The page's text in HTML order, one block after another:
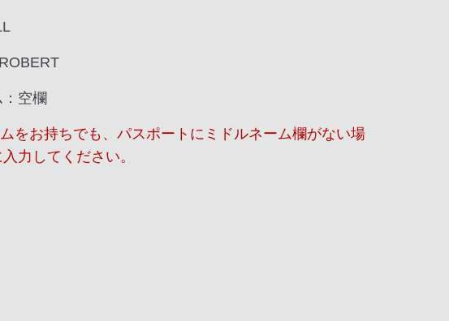
空欄
をお持ちでも、パスポートにミドルネーム欄がない場
力してください。